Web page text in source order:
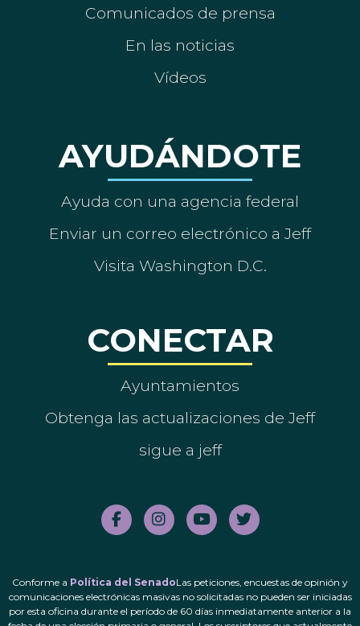
Comunicados de prensa
En las noticias
Vídeos
AYUDÁNDOTE
Ayuda con una agencia federal
Enviar un correo electrónico a Jeff
Visita Washington D.C.
CONECTAR
Ayuntamientos
Obtenga las actualizaciones de Jeff
sigue a jeff
Conforme a Política del SenadoLas peticiones, encuestas de opinión y
comunicaciones electrónicas masivas no solicitadas no pueden ser iniciadas
por esta oficina durante el período de 60 días inmediatamente anterior a la